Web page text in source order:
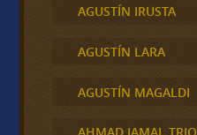
AGUSTÍN IRUSTA
AGUSTÍN LARA
AGUSTÍN MAGALDI